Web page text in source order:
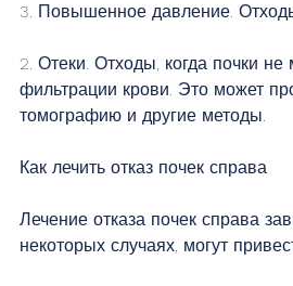
3. Повышенное давление.
2. Отеки. Отходы, когда почки
фильтрации крови. Это может
томографию и другие методы.
Как лечить отказ почек справа
Лечение отказа почек справа
некоторых случаях, могут